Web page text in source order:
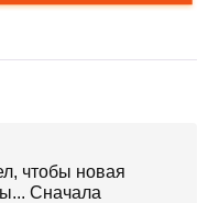
чтобы новая
Сначала